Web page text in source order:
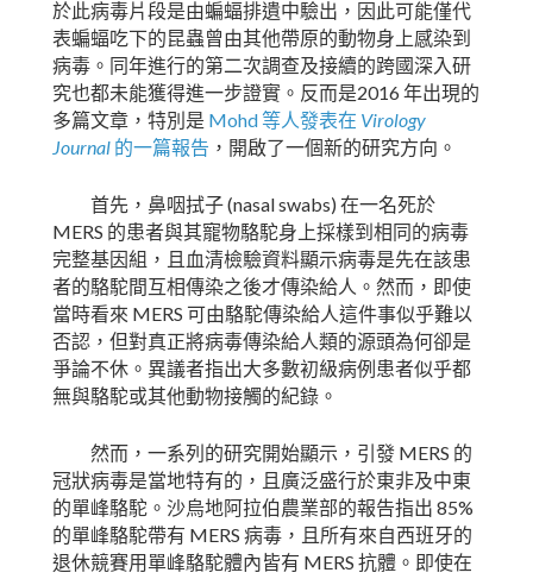
於此病毒片段是由蝙蝠排遺中驗出，因此可能僅代
表蝙蝠吃下的昆蟲曾由其他帶原的動物身上感染到
病毒。同年進行的第二次調查及接續的跨國深入研
究也都未能獲得進一步證實。反而是2016年出現的
多篇文章，特別是 Mohd等人發表在 Virology
Journal 的一篇報告 ，開啟了一個新的研究方向。
首先，鼻咽拭子(nasal swabs) 在一名死於
MERS 的患者與其寵物駱駝身上採樣到相同的病毒
完整基因組，且血清檢驗資料顯示病毒是先在該患
者的駱駝間互相傳染之後才傳染給人。然而，即使
當時看來 MERS 可由駱駝傳染給人這件事似乎難以
否認，但對真正將病毒傳染給人類的源頭為何卻是
爭論不休。異議者指出大多數初級病例患者似乎都
無與駱駝或其他動物接觸的紀錄。
然而，一系列的研究開始顯示，引發 MERS 的
冠狀病毒是當地特有的，且廣泛盛行於東非及中東
的單峰駱駝。沙烏地阿拉伯農業部的報告指出 85%
的單峰駱駝帶有 MERS 病毒，且所有來自西班牙的
退休競賽用單峰駱駝體內皆有 MERS 抗體。即使在